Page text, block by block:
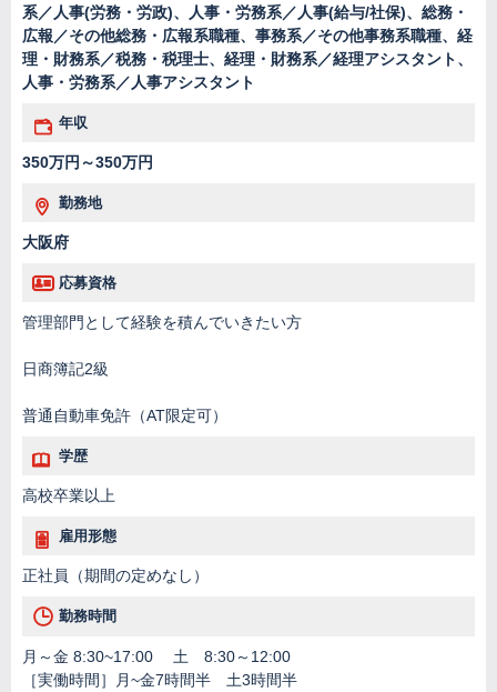
系／人事(労務・労政)、人事・労務系／人事(給与/社保)、総務・
広報／その他総務・広報系職種、事務系／その他事務系職種、経
理・財務系／税務・税理士、経理・財務系／経理アシスタント、
人事・労務系／人事アシスタント
年収
350万円～350万円
勤務地
大阪府
応募資格
管理部門として経験を積んでいきたい方
日商簿記2級
普通自動車免許（AT限定可）
学歴
高校卒業以上
雇用形態
正社員（期間の定めなし）
勤務時間
月～金 8:30~17:00 土 8:30～12:00
［実働時間］月~金7時間半 土3時間半